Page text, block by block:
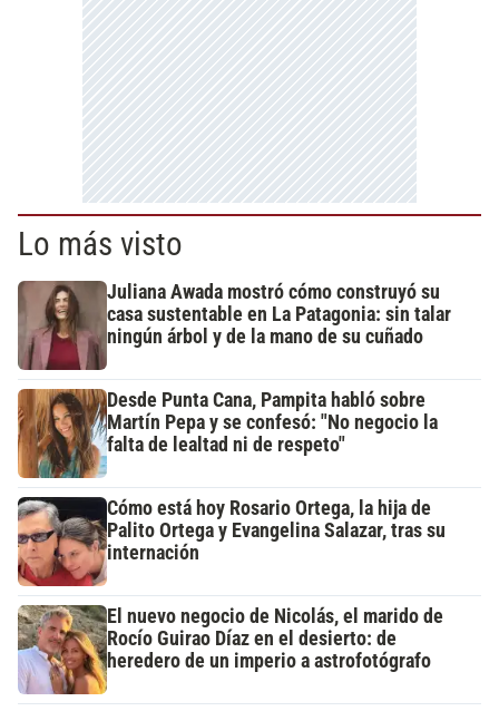
Lo más visto
Juliana Awada mostró cómo construyó su
casa sustentable en La Patagonia: sin talar
ningún árbol y de la mano de su cuñado
Desde Punta Cana, Pampita habló sobre
Martín Pepa y se confesó: "No negocio la
falta de lealtad ni de respeto"
Cómo está hoy Rosario Ortega, la hija de
Palito Ortega y Evangelina Salazar, tras su
internación
El nuevo negocio de Nicolás, el marido de
Rocío Guirao Díaz en el desierto: de
heredero de un imperio a astrofotógrafo